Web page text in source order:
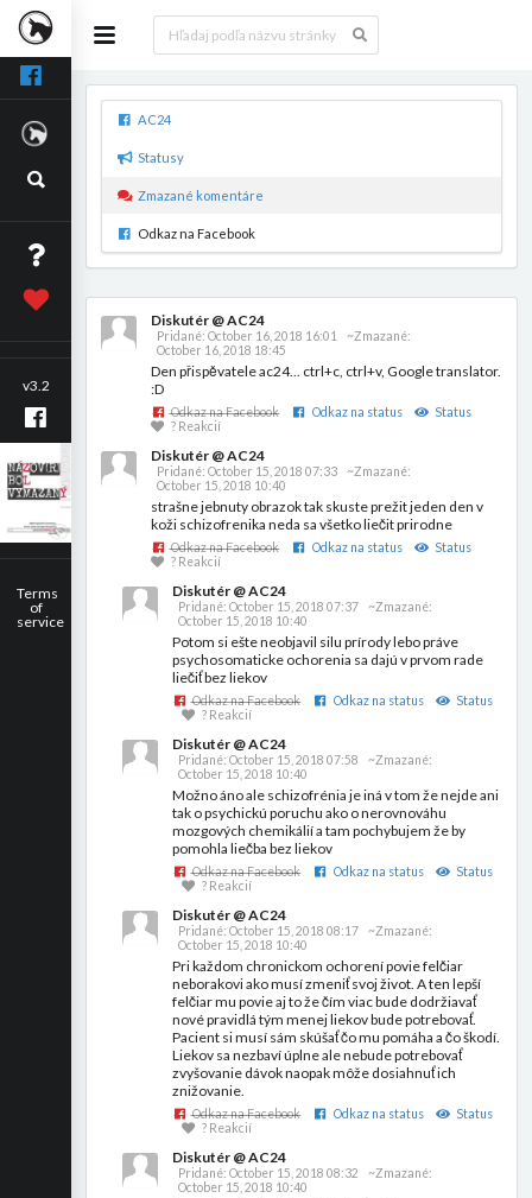
v3.2
Terms
of
service
AC24
Statusy
Zmazané komentáre
Odkaz na Facebook
Diskutér @ AC24
Pridané:October 16, 2018 16:01
~Zmazané:
October 16, 2018 18:45
Den přispěvatele ac24... ctrl+c, ctrl+v, Google translator.
:D
Odkaz na Facebook Odkaz na status
Status
? Reakcií
Diskutér @ AC24
Pridané:October 15, 2018 07:33
~Zmazané:
October 15, 2018 10:40
strašne jebnuty obrazok tak skuste prežit jeden den v
koži schizofrenika neda sa všetko liečit prirodne
Odkaz na Facebook Odkaz na status
Status
? Reakcií
Diskutér @ AC24
Pridané:October 15, 2018 07:37
~Zmazané:
October 15, 2018 10:40
Potom si ešte neobjavil silu prírody lebo práve
psychosomaticke ochorenia sa dajú v prvom rade
liečiť bez liekov
Odkaz na Facebook Odkaz na status
Status
? Reakcií
Diskutér @ AC24
Pridané:October 15, 2018 07:58
~Zmazané:
October 15, 2018 10:40
Možno áno ale schizofrénia je iná v tom že nejde ani
tak o psychickú poruchu ako o nerovnováhu
mozgových chemikálií a tam pochybujem že by
pomohla liečba bez liekov
Odkaz na Facebook Odkaz na status
Status
? Reakcií
Diskutér @ AC24
Pridané:October 15, 2018 08:17
~Zmazané:
October 15, 2018 10:40
Pri každom chronickom ochorení povie felčiar
neborakovi ako musí zmeniť svoj život. A ten lepší
felčiar mu povie aj to že čím viac bude dodržiavať
nové pravidlá tým menej liekov bude potrebovať.
Pacient si musí sám skúšať čo mu pomáha a čo škodí.
Liekov sa nezbaví úplne ale nebude potrebovať
zvyšovanie dávok naopak môže dosiahnuť ich
znižovanie.
Odkaz na Facebook Odkaz na status
Status
? Reakcií
Diskutér @ AC24
Pridané:October 15, 2018 08:32
~Zmazané:
October 15, 2018 10:40